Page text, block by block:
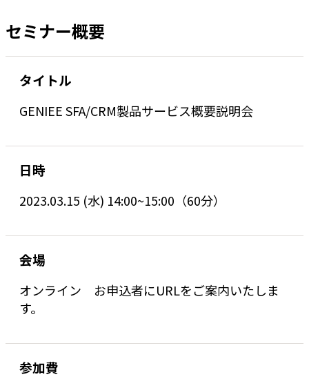
セミナー概要
タイトル
GENIEE SFA/CRM製品サービス概要説明会
日時
2023.03.15 (水) 14:00~15:00（60分）
会場
オンライン お申込者にURLをご案内いたしま
す。
参加費